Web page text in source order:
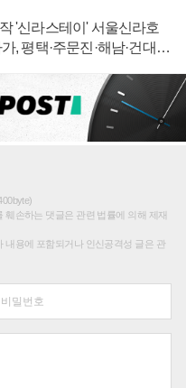
'신라스테이' 서울신라호
, 평택·주문진·해남·건대로
손하는 댓글은 관련 법률에 의해 제재
내용에 포함되거나 인신공격성 글은 관